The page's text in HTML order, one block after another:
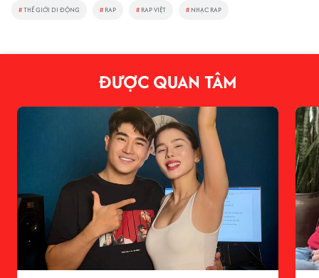
#THẾ GIỚI DI ĐỘNG # RAP # RAP VIỆT # NHẠC RAP
ĐƯỢC QUAN TÂM